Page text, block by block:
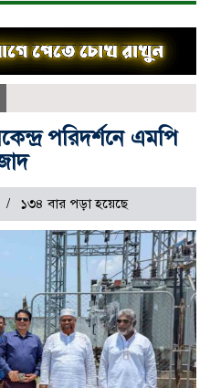
পরিদর্শনে এমপি
১৩৪ বার পড়া হয়েছে